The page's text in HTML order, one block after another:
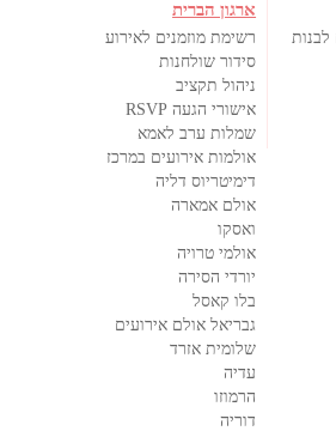
ארגון הברית
רשימת מוזמנים לאירוע
סידור שולחנות
ניהול תקציב
אישורי הגעה RSVP
שמלות ערב לאמא
אולמות אירועים במרכז
דימיטריוס דליה
אולם אמארה
ואסקו
אולמי טרויה
יורדי הסירה
בלו קאסל
גבריאל אולם אירועים
שלומית אזרד
עדיה
הרמוזו
דוריה